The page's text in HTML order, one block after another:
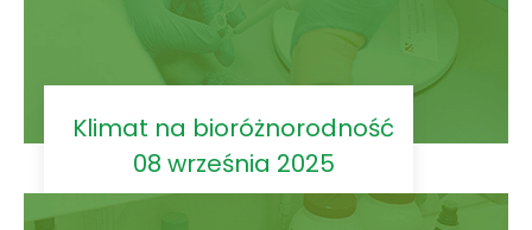
Klimat na bioróżnorodność
08 września 2025